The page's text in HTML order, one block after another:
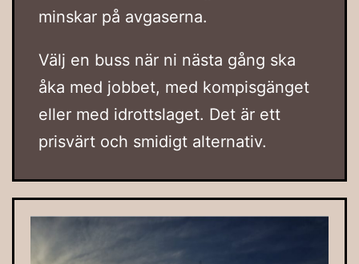
minskar på avgaserna.
Välj en buss när ni nästa gång ska
åka med jobbet, med kompisgänget
eller med idrottslaget. Det är ett
prisvärt och smidigt alternativ.